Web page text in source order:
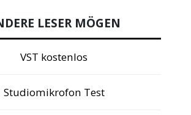
LESER MÖGEN
VST kostenlos
Studiomikrofon Test